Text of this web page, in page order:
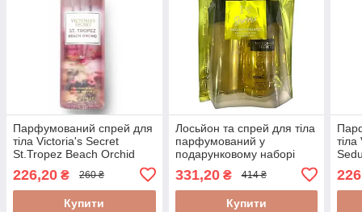
Парфумований спрей для
тіла Victoria's Secret
St.Tropez Beach Orchid
226,20 ₴ 260 ₴
Купити
Лосьйон та спрей для тіла
парфумований у
подарунковому наборі
Shimmer Coconut Passion
331,20₴ 414 ₴
Купити